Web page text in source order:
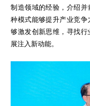
制造领域的经验，介绍
种模式能够提升产业竞
够激发创新思维，寻找
展注入新动能。